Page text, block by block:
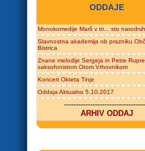
ODDAJE
Monokomedije Marš v tri... sto narodnih
Slavnostna akademija ob prazniku
Bistrica
Znane melodije Sergeja in Petre
saksofonistom Otom Vrhovnikom
Koncert Okteta Tinje
Oddaja Aktualno 5.10.2017
ARHIV ODDAJ